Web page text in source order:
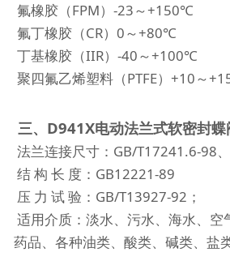
氟橡胶（FPM）-23～+150℃
氟丁橡胶（CR）0～+80℃
丁基橡胶（IIR）-40～+100℃
聚四氟乙烯塑料（PTFE）+10～
三、D941X电动法兰式软密封
法兰连接尺寸：GB/T17241.6-98
结 构 长 度：GB12221-89
压 力 试 验：GB/T13927-92；
适用介质：淡水、污水、海水、空
药品、各种油类、酸类、碱类、盐类